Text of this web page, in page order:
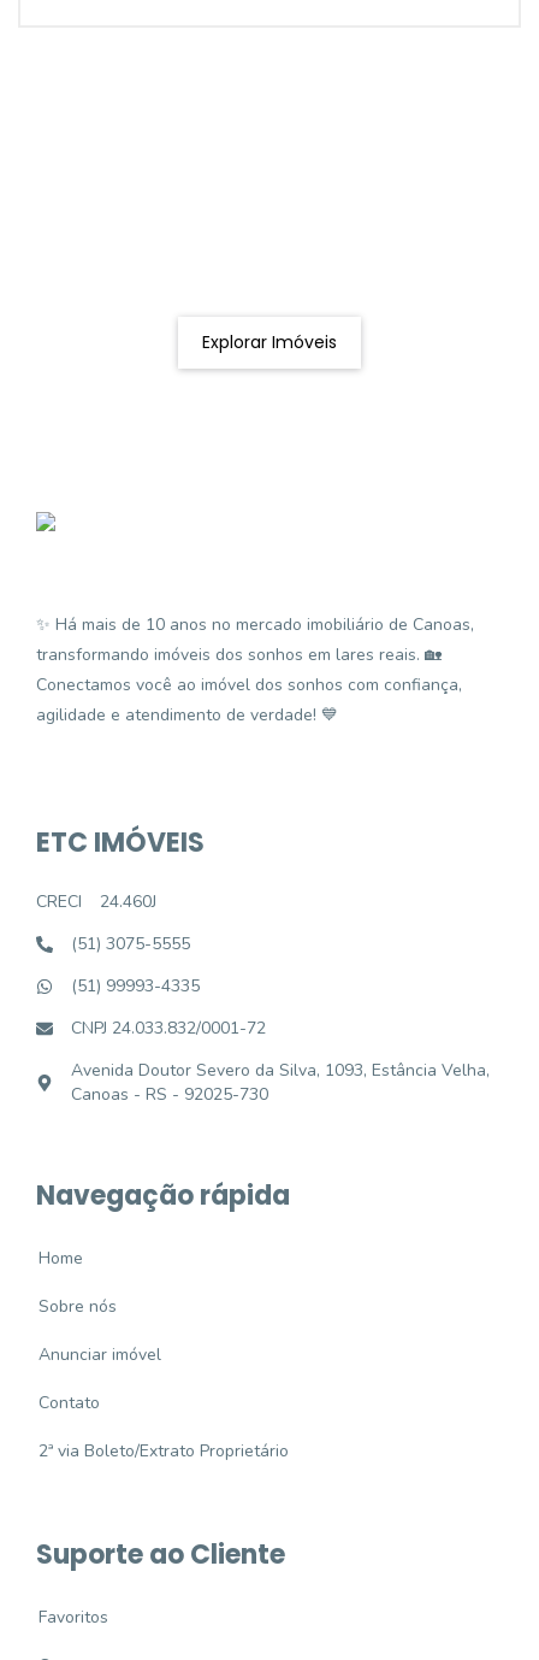
Explorar Imóveis
✨ Há mais de 10 anos no mercado imobiliário de Canoas,
transformando imóveis dos sonhos em lares reais. 🏡
Conectamos você ao imóvel dos sonhos com confiança,
agilidade e atendimento de verdade! 💙
ETC IMÓVEIS
CRECI
24.460J
(51) 3075-5555
(51) 99993-4335
CNPJ 24.033.832/0001-72
Avenida Doutor Severo da Silva, 1093, Estância Velha,
Canoas - RS - 92025-730
Navegação rápida
Home
Sobre nós
Anunciar imóvel
Contato
2ª via Boleto/Extrato Proprietário
Suporte ao Cliente
Favoritos